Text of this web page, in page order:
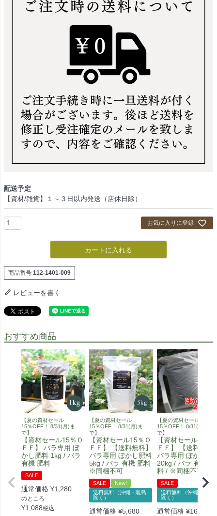
配送予定
【資材/雑貨】１～３日以内発送（店休日除）
お気に入りに登録
カートに入れる
商品番号 112-1401-009
レビューを書く
おすすめ商品
【夏の資材セール
15％OFF！ 8/31(月)ま
で】
【資材セール15％Ｏ
ＦＦ】 バラ専用 ぼ
かし肥料 1kg / バラ
有機 肥料
SALE
通常価格 ¥1,280
のところ
¥1,088税込
【夏の資材セール
15％OFF！ 8/31(月)ま
で】
【資材セール15％Ｏ
ＦＦ】 【送料無料】
バラ専用 ぼかし肥料
5kg / バラ 有機 肥料
※同梱不可
SALE
New!
送料無料（沖縄・離島
除く）
通常価格 ¥5,680
【夏の資材セール
15％OFF！ 8/31(月)ま
で】
【資材セール15％
ＦＦ】 【送料無料
バラ専用 ぼかし肥
20kg / バラ 有機 肥
料 / ※同梱不可
SALE
送料無料（沖縄・離島
除く）
通常価格 ¥16,800